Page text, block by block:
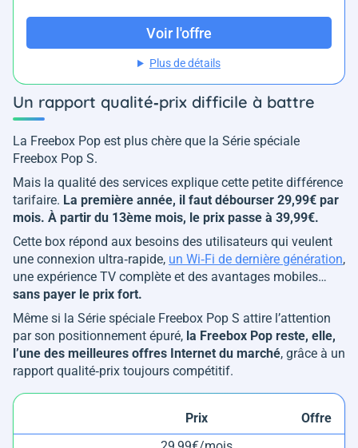
Voir l'offre
Plus de détails
Un rapport qualité‑prix difficile à battre
La Freebox Pop est plus chère que la Série spéciale
Freebox Pop S.
Mais la qualité des services explique cette petite différence
tarifaire. La première année, il faut débourser 29,99€ par
mois. À partir du 13ème mois, le prix passe à 39,99€.
Cette box répond aux besoins des utilisateurs qui veulent
une connexion ultra‑rapide, un Wi‑Fi de dernière génération,
une expérience TV complète et des avantages mobiles…
sans payer le prix fort.
Même si la Série spéciale Freebox Pop S attire l’attention
par son positionnement épuré, la Freebox Pop reste, elle,
l’une des meilleures offres Internet du marché, grâce à un
rapport qualité‑prix toujours compétitif.
Prix
Offre